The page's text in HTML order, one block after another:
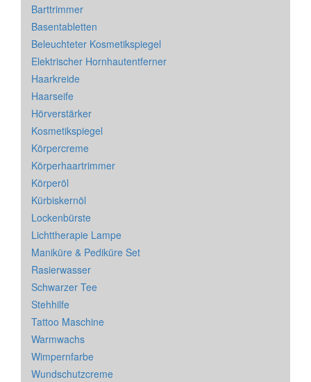
Barttrimmer
Basentabletten
Beleuchteter Kosmetikspiegel
Elektrischer Hornhautentferner
Haarkreide
Haarseife
Hörverstärker
Kosmetikspiegel
Körpercreme
Körperhaartrimmer
Körperöl
Kürbiskernöl
Lockenbürste
Lichttherapie Lampe
Maniküre & Pediküre Set
Rasierwasser
Schwarzer Tee
Stehhilfe
Tattoo Maschine
Warmwachs
Wimpernfarbe
Wundschutzcreme